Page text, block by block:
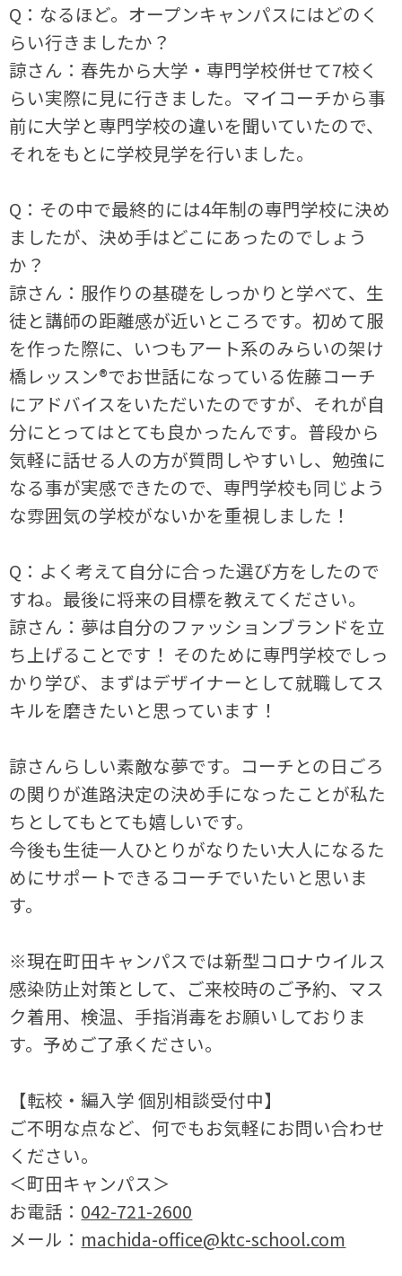
Q：なるほど。オープンキャンパスにはどのく
らい行きましたか？
諒さん：春先から大学・専門学校併せて7校く
らい実際に見に行きました。マイコーチから事
前に大学と専門学校の違いを聞いていたので、
それをもとに学校見学を行いました。
Q：その中で最終的には4年制の専門学校に決め
ましたが、決め手はどこにあったのでしょう
か？
諒さん：服作りの基礎をしっかりと学べて、生
徒と講師の距離感が近いところです。初めて服
を作った際に、いつもアート系のみらいの架け
橋レッスン®でお世話になっている佐藤コーチ
にアドバイスをいただいたのですが、それが自
分にとってはとても良かったんです。普段から
気軽に話せる人の方が質問しやすいし、勉強に
なる事が実感できたので、専門学校も同じよう
な雰囲気の学校がないかを重視しました！
Q：よく考えて自分に合った選び方をしたので
すね。最後に将来の目標を教えてください。
諒さん：夢は自分のファッションブランドを立
ち上げることです！ そのために専門学校でしっ
かり学び、まずはデザイナーとして就職してス
キルを磨きたいと思っています！
諒さんらしい素敵な夢です。コーチとの日ごろ
の関りが進路決定の決め手になったことが私た
ちとしてもとても嬉しいです。
今後も生徒一人ひとりがなりたい大人になるた
めにサポートできるコーチでいたいと思いま
す。
※現在町田キャンパスでは新型コロナウイルス
感染防止対策として、ご来校時のご予約、マス
ク着用、検温、手指消毒をお願いしておりま
す。予めご了承ください。
【転校・編入学 個別相談受付中】
ご不明な点など、何でもお気軽にお問い合わせ
ください。
＜町田キャンパス＞
お電話： 042-721-2600
メール： machida-office@ktc-school.com